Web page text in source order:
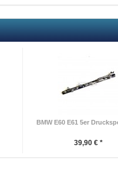
BMW E60 E61 5er
39,90 € *